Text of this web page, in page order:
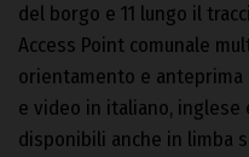
del borgo e 11 lungo il
Access Point comunale
orientamento e anteprima
e video in italiano,
disponibili anche in limba